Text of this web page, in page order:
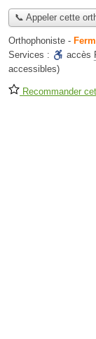
📞 Appeler cette
Orthophoniste -
Services :
accès
accessibles)
Recommander